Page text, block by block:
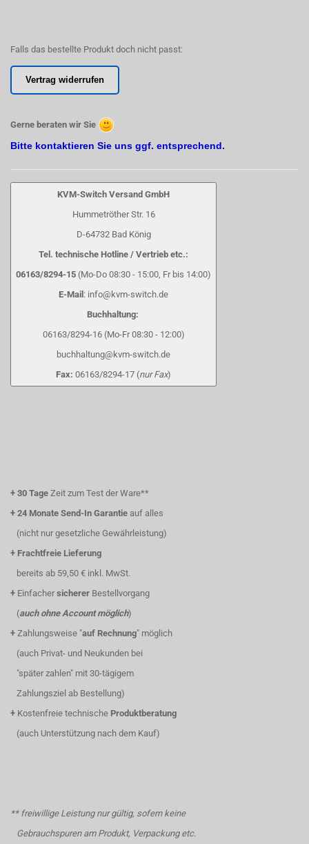
Falls das bestellte Produkt doch nicht passt:
Vertrag widerrufen
Gerne beraten wir Sie
Bitte kontaktieren Sie uns ggf. entsprechend.
KVM-Switch Versand GmbH
Hummetröther Str. 16
D-64732 Bad König
Tel. technische Hotline / Vertrieb etc.:
06163/8294-15 (Mo-Do 08:30 - 15:00, Fr bis 14:00)
E-Mail : info@kvm-switch.de
Buchhaltung:
06163/8294-16 (Mo-Fr 08:30 - 12:00)
buchhaltung@kvm-switch.de
Fax: 06163/8294-17 (nur Fax)
+ 30 Tage Zeit zum Test der Ware**
+ 24 Monate Send-In Garantie auf alles
(nicht nur gesetzliche Gewährleistung)
+ Frachtfreie Lieferung
bereits ab 59,50 € inkl. MwSt.
+ Einfacher sicherer Bestellvorgang
(auch ohne Account möglich)
+ Zahlungsweise "auf Rechnung" möglich
(auch Privat- und Neukunden bei
"später zahlen" mit 30-tägigem
Zahlungsziel ab Bestellung)
+ Kostenfreie technische Produktberatung
(auch Unterstützung nach dem Kauf)
** freiwillige Leistung nur gültig, sofern keine
Gebrauchspuren am Produkt, Verpackung etc.